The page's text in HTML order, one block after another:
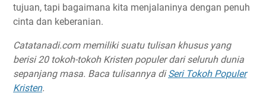
tujuan, tapi bagaimana kita menjalaninya dengan penuh
cinta dan keberanian.
Catatanadi.com memiliki suatu tulisan khusus yang
berisi 20 tokoh-tokoh Kristen populer dari seluruh dunia
sepanjang masa. Baca tulisannya diSeri Tokoh Populer
Kristen.